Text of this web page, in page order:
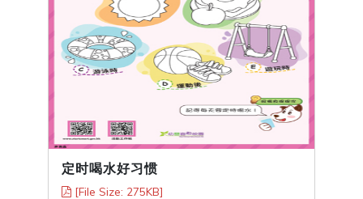
定时喝水好习惯
[File Size: 275KB]